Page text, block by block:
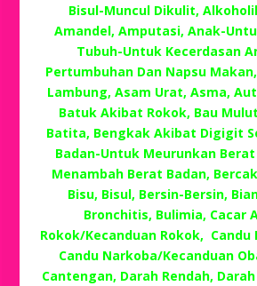
Bisul-Muncul Dikulit,
Amandel, Amputasi, Anak-
Tubuh-Untuk Kecerdasan
Pertumbuhan Dan Napsu
Lambung, Asam Urat, Asma,
Batuk Akibat Rokok, Bau
Batita, Bengkak Akibat Digigit
Badan-Untuk Meurunkan
Menambah Berat Badan,
Bisu, Bisul, Bersin-Bersin,
Bronchitis, Bulimia, Cacar
Rokok/Kecanduan Rokok,
Candu Narkoba/Kecanduan
Cantengan, Darah Rendah,